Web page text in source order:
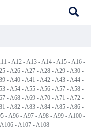
-A12 -A13 -A14 -A15 -A16 -
-A26 -A27 -A28 -A29 -A30 -
-A40 -A41 -A42 -A43 -A44 -
-A54 -A55 -A56 - A57 -A58 -
-A68 -A69 -A70 -A71 -A72 -
-A82 -A83 -A84 -A85 -A86 -
-A96 -A97 -A98 -A99 -A100 -
A106-A107-A108